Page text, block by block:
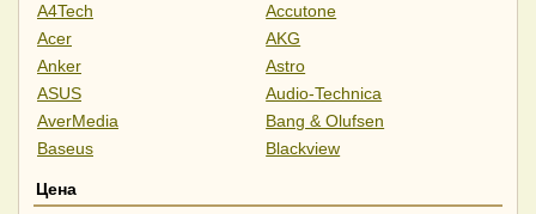
A4Tech
Accutone
Acer
AKG
Anker
Astro
ASUS
Audio-Technica
AverMedia
Bang & Olufsen
Baseus
Blackview
Creative
CrownMicro
Цена